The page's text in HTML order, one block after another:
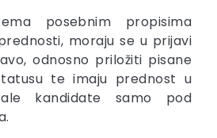
posebnim propisima
moraju se u prijavi
odnosno priložiti pisane
te imaju prednost u
kandidate samo pod